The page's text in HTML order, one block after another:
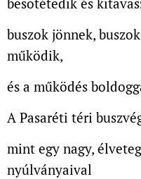
buszok jönnek,
működik,
és a működés
A Pasaréti téri
mint egy nagy,
nyúlványaival